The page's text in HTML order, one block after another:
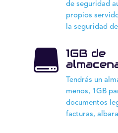
de seguridad
propios
la seguridad
 1GB de
Tendrás un
menos, 1GB
documentos
facturas,